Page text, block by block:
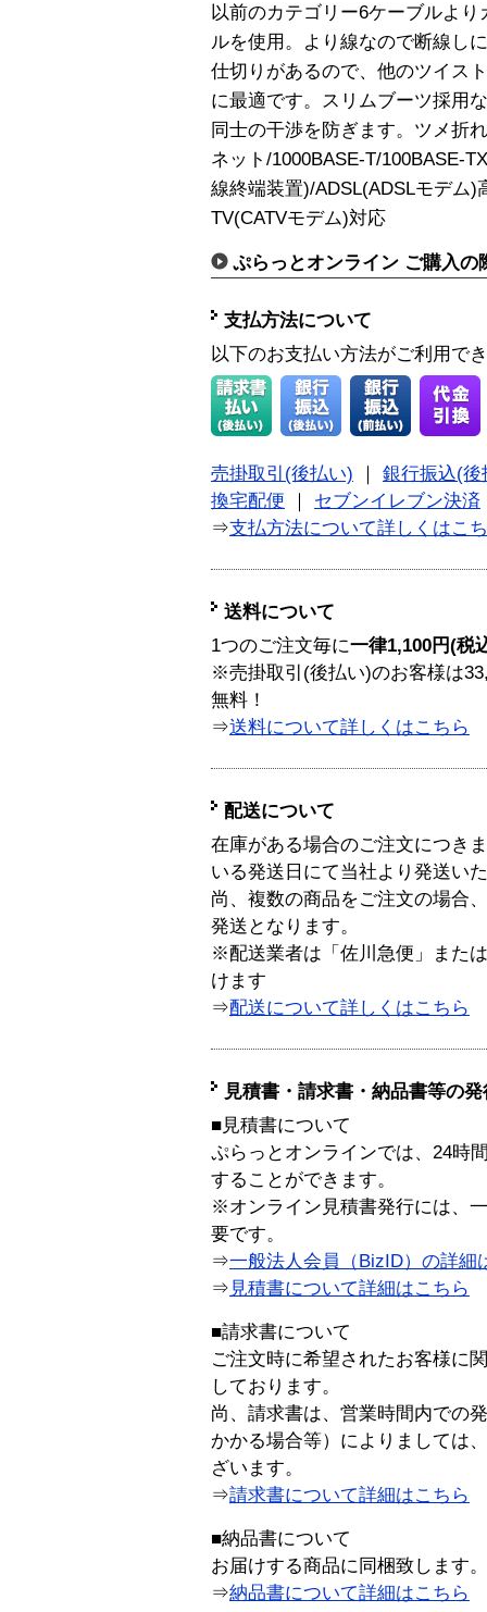
以前のカテゴリー6ケーブルよ
ルを使用。より線なので断線し
仕切りがあるので、他のツイス
に最適です。スリムブーツ採用
同士の干渉を防ぎます。ツメ折
ネット/1000BASE-T/100BASE-
線終端装置)/ADSL(ADSLモデム
TV(CATVモデム)対応
ぷらっとオンライン ご購入の
支払方法について
以下のお支払い方法がご利用で
売掛取引(後払い)
銀行振込(後
換宅配便
セブンイレブン決済
⇒支払方法について詳しくはこ
送料について
1つのご注文毎に一律1,100円(税
※売掛取引(後払い)のお客様は
無料！
⇒送料について詳しくはこちら
配送について
在庫がある場合のご注文につき
いる発送日にて当社より発送い
尚、複数の商品をご注文の場合
発送となります。
※配送業者は「佐川急便」また
けます
⇒配送について詳しくはこちら
見積書・請求書・納品書等の
■見積書について
ぷらっとオンラインでは、24時
することができます。
※オンライン見積書発行には、
要です。
⇒一般法人会員（BizID）の詳細
⇒ 見積書について詳細はこちら
■請求書について
ご注文時に希望されたお客様に
しております。
尚、請求書は、営業時間内での
かかる場合等）によりましては
ざいます。
⇒請求書について詳細はこちら
■納品書について
お届けする商品に同梱致します。
⇒納品書について詳細はこちら